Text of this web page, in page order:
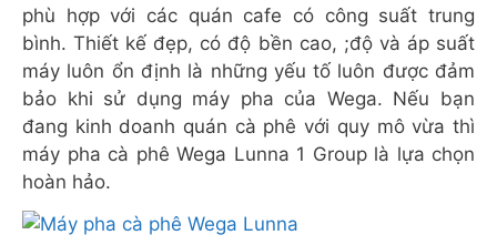
phù hợp với các quán cafe có công suất trung
bình. Thiết kế đẹp, có độ bền cao, ;độ và áp suất
máy luôn ổn định là những yếu tố luôn được đảm
bảo khi sử dụng máy pha của Wega. Nếu bạn
đang kinh doanh quán cà phê với quy mô vừa thì
máy pha cà phê Wega Lunna 1 Group là lựa chọn
hoàn hảo.